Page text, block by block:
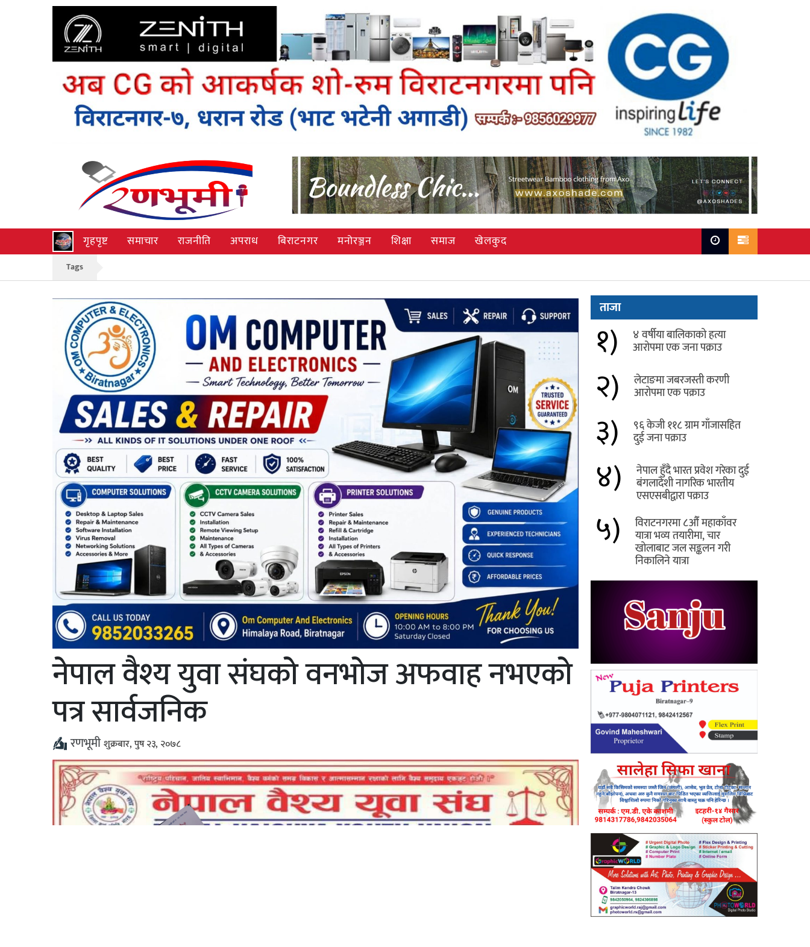
गृहपृष्ट समाचार राजनीति अपराध बिराटनगर मनोरञ्जन शिक्षा समाज खेलकुद
Tags
नेपाल वैश्य युवा संघको वनभोज अफवाह नभएको
पत्र सार्वजनिक
रणभूमीशुक्रबार, पुष २३, २०७८
ताजा
१) ४ वर्षीया बालिकाको हत्या
आरोपमा एक जना पक्राउ
२) लेटाङमा जबरजस्ती करणी
आरोपमा एक पक्राउ
३) ९६ केजी ११८ ग्राम गाँजासहित
दुई जना पक्राउ
४) नेपाल हुँदै भारत प्रवेश गरेका दुई
बंगलादेशी नागरिक भारतीय
एसएसबीद्वारा पक्राउ
५) विराटनगरमा ८औँ महाकाँवर
यात्रा भव्य तयारीमा, चार
खोलाबाट जल सङ्कलन गरी
निकालिने यात्रा